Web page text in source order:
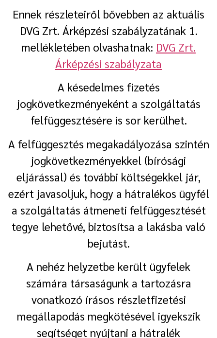
Ennek részleteiről bővebben az aktuális
DVG Zrt. Árképzési szabályzatának 1.
mellékletében olvashatnak: DVG Zrt.
Árképzési szabályzata
A késedelmes fizetés
jogkövetkezményeként a szolgáltatás
felfüggesztésére is sor kerülhet.
A felfüggesztés megakadályozása szintén
jogkövetkezményekkel (bírósági
eljárással) és további költségekkel jár,
ezért javasoljuk, hogy a hátralékos ügyfél
a szolgáltatás átmeneti felfüggesztését
tegye lehetővé, biztosítsa a lakásba való
bejutást.
A nehéz helyzetbe került ügyfelek
számára társaságunk a tartozásra
vonatkozó írásos részletfizetési
megállapodás megkötésével igyekszik
segítséget nyújtani a hátralék